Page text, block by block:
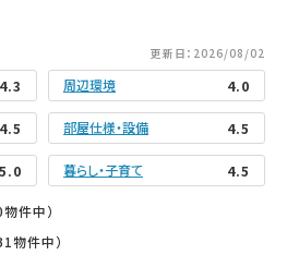
更新日：2026/08/02
4.3 周辺環境 4.0
4.5 部屋仕様・設備 4.5
5.0 暮らし・子育て 4.5
物件中）
物件中）